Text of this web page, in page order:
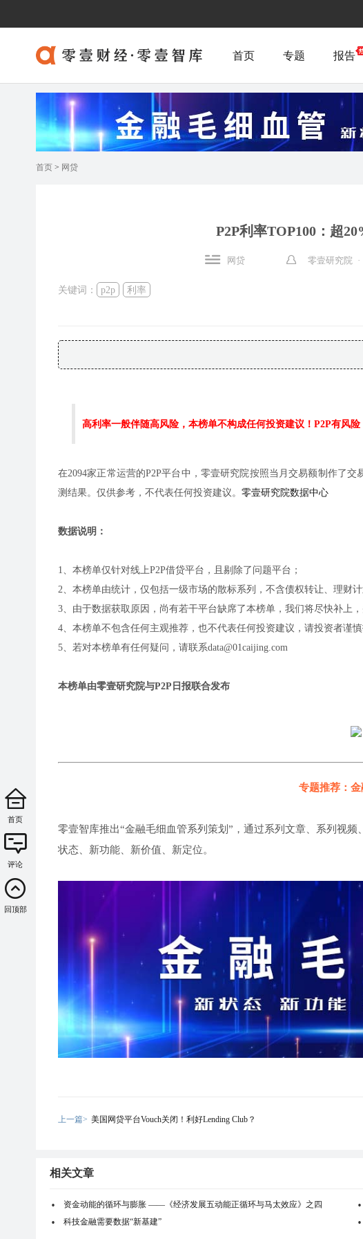
首页 专题 报告
首页 > 网贷
P2P利率TOP100：超
网贷 零壹研究院
关键词： p2p 利率
高利率一般伴随高风险，本榜单不构成任何投资建议！P2P有风险
在2094家正常运营的P2P平台中，零壹研究院按照当月交易额制作了
测结果。仅供参考，不代表任何投资建议。 零壹研究院数据中心
数据说明：
1、本榜单仅针对线上P2P借贷平台，且剔除了问题平台；
2、本榜单由统计，仅包括一级市场的散标系列，不含债权转让、理财计
3、由于数据获取原因，尚有若干平台缺席了本榜单，我们将尽快补上
4、本榜单不包含任何主观推荐，也不代表任何投资建议，请投资者谨
5、若对本榜单有任何疑问，请联系data@01caijing.com
本榜单由零壹研究院与P2P日报联合发布
专题推荐：
零壹智库推出“金融毛细血管系列策划”，通过系列文章、系列视
状态、新功能、新价值、新定位。
上一篇> 美国网贷平台Vouch关闭！利好Lending Club？
相关文章
资金动能的循环与膨胀 ——《经济发展五动能正循环与马太效应》之四
科技金融需要数据“新基建”
首页
评论
回顶部